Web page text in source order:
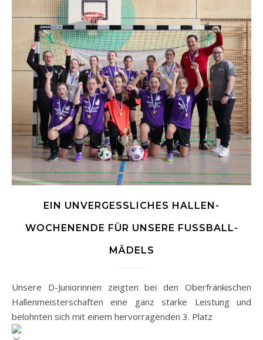
EIN UNVERGESSLICHES HALLEN-
WOCHENENDE FÜR UNSERE FUSSBALL-M
ÄDELS
Unsere D-Juniorinnen zeigten bei den Oberfränkischen
Hallenmeisterschaften eine ganz starke Leistung und
belohnten sich mit einem hervorragenden 3. Platz